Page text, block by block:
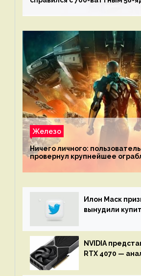
Железо
Ничего личного:
провернул крупнейшее
механике
Илон Маск
вынудили
NVIDIA
RTX 4070 —